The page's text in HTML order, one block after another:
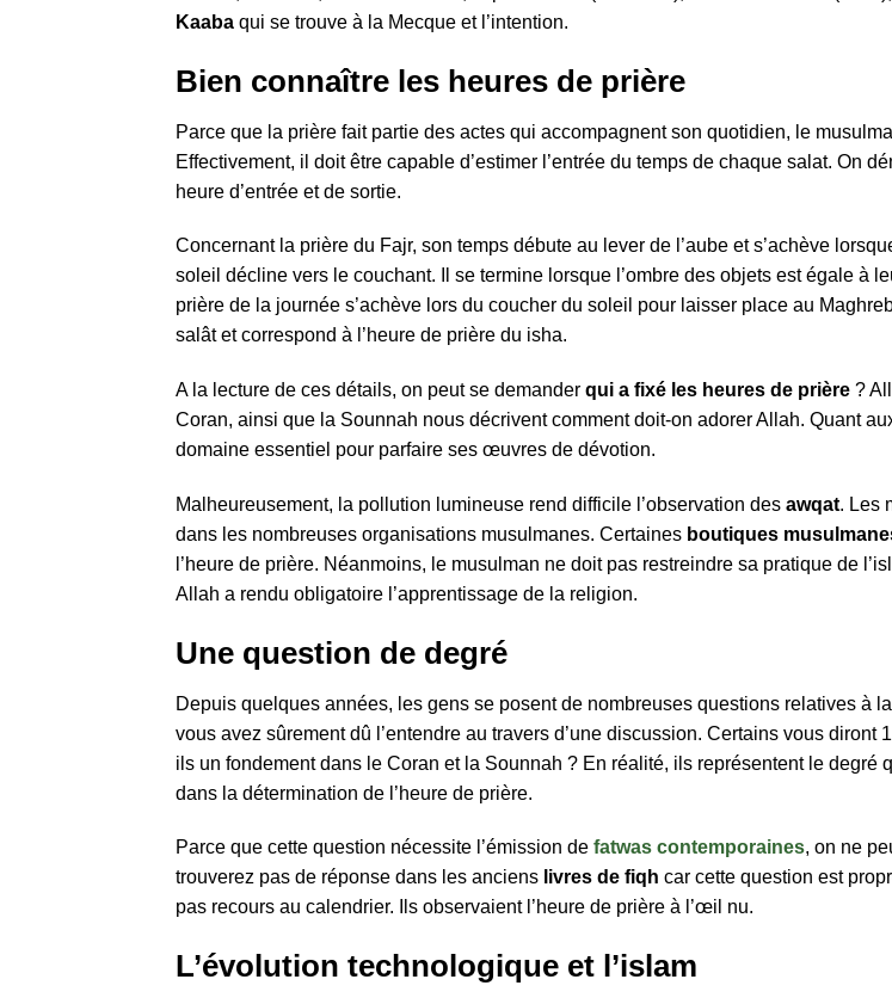
Kaaba qui se trouve à la Mecque et l’intention.
Bien connaître les heures de prière
Parce que la prière fait partie des actes qui accompagnent son quotidien, le
Effectivement, il doit être capable d’estimer l’entrée du temps de chaque salat. On
heure d’entrée et de sortie.
Concernant la prière du Fajr, son temps débute au lever de l’aube et s’achève
soleil décline vers le couchant. Il se termine lorsque l’ombre des objets est égale à
prière de la journée s’achève lors du coucher du soleil pour laisser place au
salât et correspond à l’heure de prière du isha.
A la lecture de ces détails, on peut se demander qui a fixé les heures de prière ?
Coran, ainsi que la Sounnah nous décrivent comment doit-on adorer Allah. Quant
domaine essentiel pour parfaire ses œuvres de dévotion.
Malheureusement, la pollution lumineuse rend difficile l’observation des awqat. Les
dans les nombreuses organisations musulmanes. Certaines boutiques
l’heure de prière. Néanmoins, le musulman ne doit pas restreindre sa pratique de
Allah a rendu obligatoire l’apprentissage de la religion.
Une question de degré
Depuis quelques années, les gens se posent de nombreuses questions relatives à
vous avez sûrement dû l’entendre au travers d’une discussion. Certains vous diront
ils un fondement dans le Coran et la Sounnah ? En réalité, ils représentent le degré
dans la détermination de l’heure de prière.
Parce que cette question nécessite l’émission de fatwas contemporaines, on ne
trouverez pas de réponse dans les anciens livres de fiqh car cette question est
pas recours au calendrier. Ils observaient l’heure de prière à l’œil nu.
L’évolution technologique et l’islam